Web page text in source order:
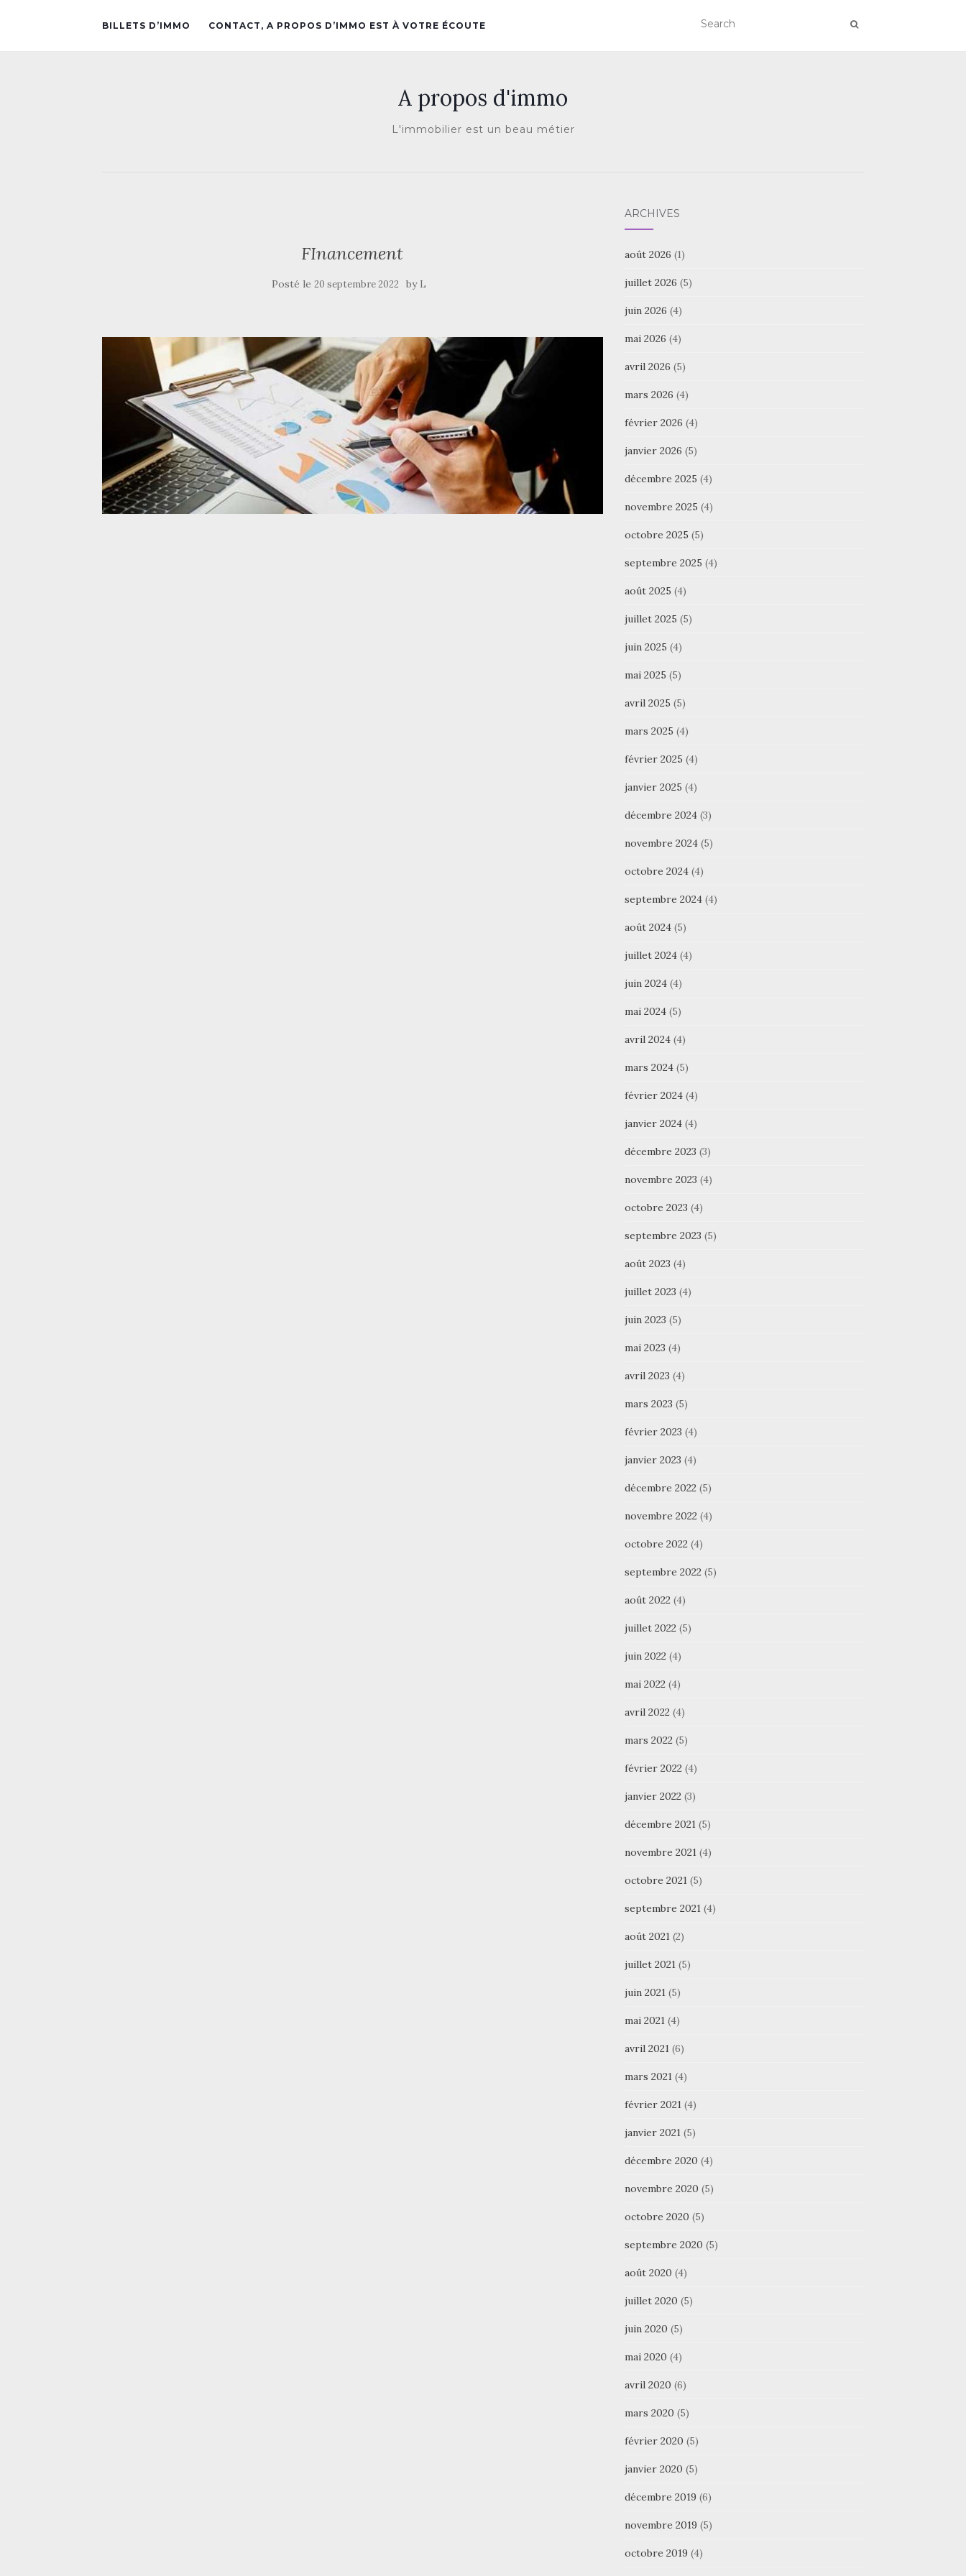
BILLETS D’IMMO CONTACT, A PROPOS D’IMMO EST À VOTRE ÉCOUTE
A propos d'immo
L'immobilier est un beau métier
FInancement
Posté le 20 septembre 2022 by L
ARCHIVES
août 2026 (1)
juillet 2026 (5)
juin 2026 (4)
mai 2026 (4)
avril 2026 (5)
mars 2026 (4)
février 2026 (4)
janvier 2026 (5)
décembre 2025 (4)
novembre 2025 (4)
octobre 2025 (5)
septembre 2025 (4)
août 2025 (4)
juillet 2025 (5)
juin 2025 (4)
mai 2025 (5)
avril 2025 (5)
mars 2025 (4)
février 2025 (4)
janvier 2025 (4)
décembre 2024(3)
novembre 2024(5)
octobre 2024(4)
septembre 2024(4)
août 2024(5)
juillet 2024(4)
juin 2024(4)
mai 2024(5)
avril 2024(4)
mars 2024(5)
février 2024(4)
janvier 2024(4)
décembre 2023 (3)
novembre 2023 (4)
octobre 2023 (4)
septembre 2023 (5)
août 2023 (4)
juillet 2023 (4)
juin 2023 (5)
mai 2023 (4)
avril 2023 (4)
mars 2023 (5)
février 2023 (4)
janvier 2023 (4)
décembre 2022 (5)
novembre 2022 (4)
octobre 2022 (4)
septembre 2022 (5)
août 2022 (4)
juillet 2022 (5)
juin 2022 (4)
mai 2022 (4)
avril 2022 (4)
mars 2022 (5)
février 2022 (4)
janvier 2022 (3)
décembre 2021(5)
novembre 2021(4)
octobre 2021(5)
septembre 2021(4)
août 2021(2)
juillet 2021(5)
juin 2021(5)
mai 2021(4)
avril 2021(6)
mars 2021(4)
février 2021(4)
janvier 2021(5)
décembre 2020 (4)
novembre 2020 (5)
octobre 2020 (5)
septembre 2020 (5)
août 2020 (4)
juillet 2020 (5)
juin 2020 (5)
mai 2020 (4)
avril 2020 (6)
mars 2020 (5)
février 2020 (5)
janvier 2020 (5)
décembre 2019 (6)
novembre 2019 (5)
octobre 2019 (4)